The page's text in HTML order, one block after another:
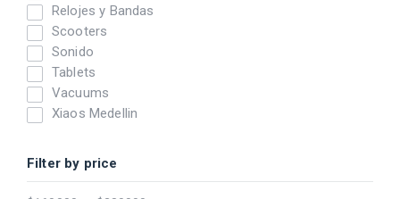
Relojes y Bandas
Scooters
Sonido
Tablets
Vacuums
Xiaos Medellin
Filter by price